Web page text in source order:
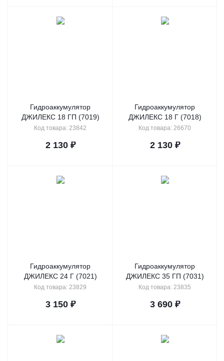
Гидроаккумулятор
ДЖИЛЕКС 18 ГП (7019)
Код товара: 23842
2 130₽
Гидроаккумулятор
ДЖИЛЕКС 18 Г (7018)
Код товара: 26670
2 130₽
Гидроаккумулятор
ДЖИЛЕКС 24 Г (7021)
Код товара: 23829
3 150₽
Гидроаккумулятор
ДЖИЛЕКС 35 ГП (7031)
Код товара: 23835
3 690₽